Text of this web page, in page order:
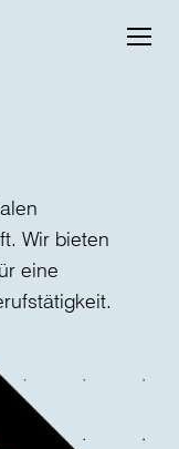
Wir bieten
eine